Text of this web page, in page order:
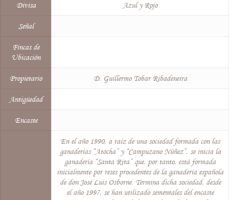
Divisa Azul y Rojo
Señal
Fincas de
Ubicación
Propietario D. Guillermo Tobar Ribadeneira
Antigüedad
Encaste
En el año 1990, a raíz de una sociedad formada con las
ganaderías “Atocha” y “Campuzano Núñez”, se inicia la
ganadería “Santa Rita” que, por tanto, está formada
inicialmente por reses procedentes de la ganadería española
de don José Luis Osborne. Termina dicha sociedad, desde
el año 1997, se han utilizado sementales del encaste